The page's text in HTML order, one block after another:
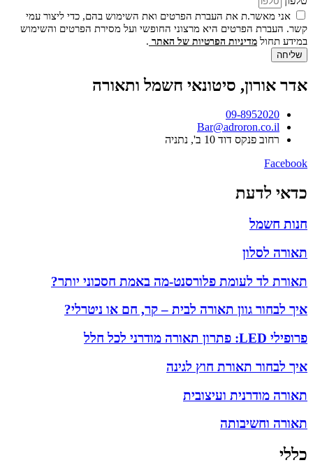
אני מאשר.ת את העברת הפרטים ואת השימוש בהם, כדי ליצור עמי
קשר. העברת הפרטים היא מרצוני החופשי ועל מסירת הפרטים והשימוש
במידע תחול מדיניות הפרטיות של האתר .
שליחה
אדר אורון, סיטונאי חשמל ותאורה
09-8952020
Bar@adroron.co.il
רחוב פנקס דוד 10 ב', נתניה
Facebook
כדאי לדעת
חנות חשמל
תאורה לסלון
תאורת לד לעומת פלורסנט-מה באמת חסכוני יותר?
איך לבחור גוון תאורה לבית – קר, חם או ניטרלי?
פרופילי LED: פתרון תאורה מודרני לכל חלל
איך לבחור תאורת חוץ לגינה
תאורה מודרנית ועיצובית
תאורה וחשיבותה
כללי